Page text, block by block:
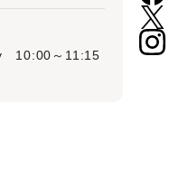
10:00～11:15